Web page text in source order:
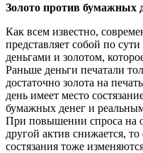
Золото против бумажных
Как всем известно,
представляет собой по
деньгами и золотом,
Раньше деньги печатали
достаточно золота на
день имеет место
бумажных денег и
При повышении спроса на
другой актив снижается, то
состязания тоже